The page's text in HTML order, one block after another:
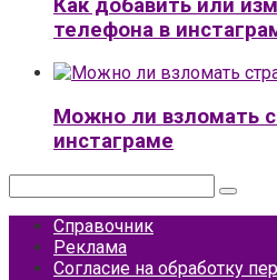
Как добавить или
телефона в
Можно ли взломать
инстаграме
Справочник
Реклама
Согласие на обработку